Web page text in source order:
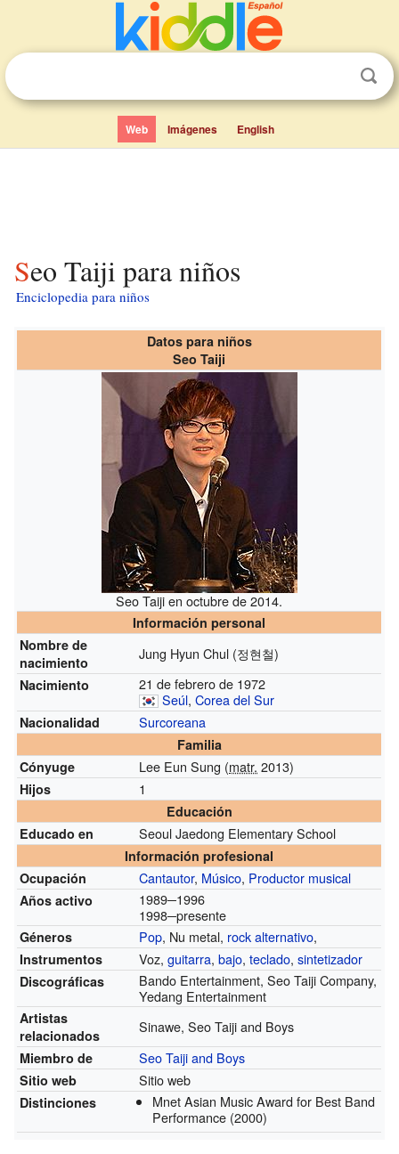
Web Imágenes English
Seo Taiji para niños
Enciclopedia para niños
Datos para niños
Seo Taiji
Seo Taiji en octubre de 2014.
Información personal
Nombre de
nacimiento
Jung Hyun Chul (정현철)
Nacimiento
21 de febrero de 1972
Seúl,Corea del Sur
Nacionalidad Surcoreana
Familia
Cónyuge
Lee Eun Sung (matr. 2013)
Hijos 1
Educación
Educado en
Seoul Jaedong Elementary School
Información profesional
Ocupación
Cantautor, Músico, Productor musical
Años activo
1989─1996
1998─presente
Géneros Pop, Nu metal, rock alternativo,
Instrumentos Voz,guitarra,bajo,teclado,sintetizador
Discográficas
Bando Entertainment, Seo Taiji Company,
Yedang Entertainment
Artistas
relacionados
Sinawe, Seo Taiji and Boys
Miembro de Seo Taiji and Boys
Sitio web Sitio web
Distinciones
Mnet Asian Music Award for Best Band
Performance (2000)